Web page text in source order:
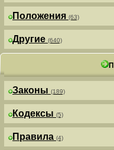
Положения (63)
Другие (640)
Законы (189)
Кодексы (5)
Правила (4)